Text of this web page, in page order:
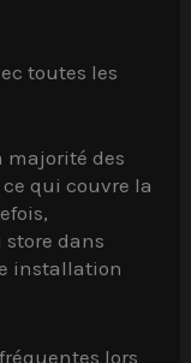
toutes les
majorité des
ce qui couvre la
dans
installation
lors